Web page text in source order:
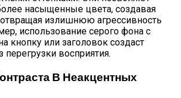
насыщенные цвета, создавая
излишнюю агрессивность
использование серого фона с
кнопку или заголовок создаст
перегрузки восприятия.
В Неакцентных